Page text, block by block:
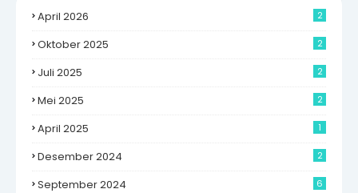
April 2026 2
Oktober 2025 2
Juli 2025 2
Mei 2025 2
April 2025 1
Desember 2024 2
September 2024 6